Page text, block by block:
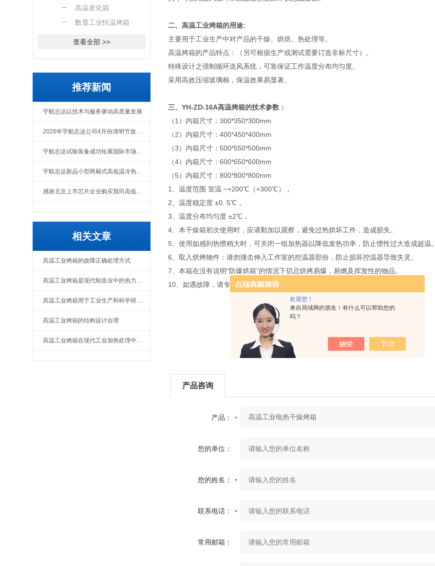
欢迎您！
来自局域网的朋友！有什么可以帮助您的
吗？
高温老化箱
数显工业恒温烤箱
查看全部 >>
推荐新闻
宇航志达以技术与服务驱动高质量发展
2026年宇航志达公司4月份清明节放假通知
宇航志达试验装备成功拓展国际市场出口肯尼亚
宇航志达新品小型两厢式高低温冷热冲击试验箱
感谢北京上市芯片企业购买我司高低温冲击热流仪
相关文章
高温工业烤箱的故障正确处理方式
高温工业烤箱是现代制造业中的热力处理设备
高温工业烤箱用于工业生产和科学研究中的设备
高温工业烤箱的结构设计合理
高温工业烤箱在现代工业加热处理中的应用意义
二、高温工业烤箱的用途:
主要用于工业生产中对产品的干燥、烘焙、热处理等。
高温烤箱的产品特点：（另可根据生产或测试需要订造非标尺寸）。
特殊设计之强制循环送风系统，可靠保证工作温度分布均匀度。
采用高效压缩玻璃棉，保温效果易显著。
三、YH-ZD-16A高温烤箱的技术参数：
（1）内箱尺寸：300*350*300mm
（2）内箱尺寸：400*450*400mm
（3）内箱尺寸：500*550*500mm
（4）内箱尺寸：600*650*600mm
（5）内箱尺寸：800*800*800mm
1、温度范围 室温 ~+200℃（+300℃），
2、温度稳定度 ±0. 5℃，
3、温度分布均匀度 ±2℃，
4、本干燥箱初次使用时，应请勤加以观察，避免过热烘坏工件，造成损失。
5、使用如感到热惯稍大时，可关闭一组加热器以降低发热功率，防止惯性过大造成超温。
6、取入烘烤物件：请勿撞击伸入工作室的控温器部份，防止损坏控温器导致失灵。
7、本箱在没有说明“防爆烘箱”的情况下切忌烘烤易爆，易燃及挥发性的物品。
10、如遇故障，请专业电工检修。
产品咨询
产品：
您的单位：
您的姓名：
联系电话：
常用邮箱：